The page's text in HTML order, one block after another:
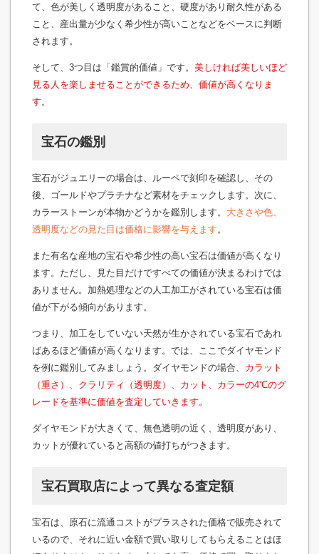
て、色が美しく透明度があること、硬度があり耐久性がある
こと、産出量が少なく希少性が高いことなどをベースに判断
されます。
そして、3つ目は「鑑賞的価値」です。 美しければ美しいほど
見る人を楽しませることができるため、価値が高くなりま
す 。
宝石の鑑別
宝石がジュエリーの場合は、ルーペで刻印を確認し、その
後、ゴールドやプラチナなど素材をチェックします。次に、
カラーストーンが本物かどうかを鑑別します。 大きさや色、
透明度などの見た目は価格に影響を与えます。
また有名な産地の宝石や希少性の高い宝石は価値が高くなり
ます。ただし、見た目だけですべての価値が決まるわけでは
ありません。加熱処理などの人工加工がされている宝石は価
値が下がる傾向があります。
つまり、加工をしていない天然が生かされている宝石であれ
ばあるほど価値が高くなります。では、ここでダイヤモンド
を例に鑑別してみましょう。ダイヤモンドの場合、 カラット
（重さ）、クラリティ（透明度）、カット、カラーの4℃のグ
レードを基準に価値を査定していきます。
ダイヤモンドが大きくて、無色透明の近く、透明度があり、
カットが優れていると高額の値打ちがつきます。
宝石買取店によって異なる査定額
宝石は、原石に流通コストがプラスされた価格で販売されて
いるので、それに近い金額で買い取りしてもらえることはほ